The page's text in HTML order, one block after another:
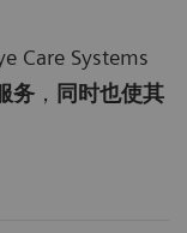
Care Systems
务 ， 同时也使其